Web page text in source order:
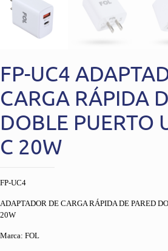
FP-UC4
CARGA RÁPIDA
DOBLE PUERTO
C 20W
FP-UC4
ADAPTADOR DE CARGA RÁPIDA DE PARED
20W
Marca: FOL